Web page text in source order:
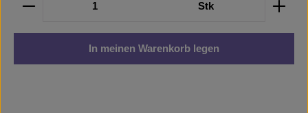
Stk
In meinen Warenkorb legen